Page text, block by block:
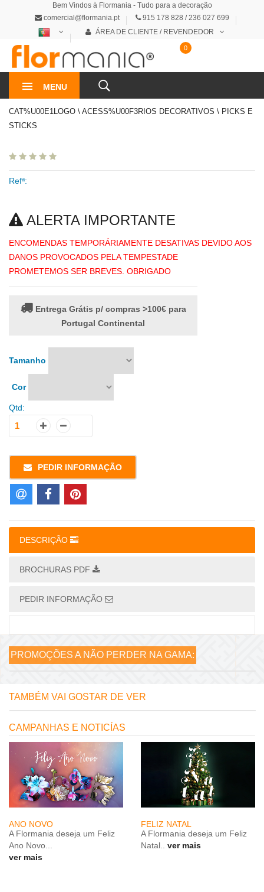
Bem Vindos à Flormania - Tudo para a decoração
comercial@flormania.pt
915 178 828 / 236 027 699
ÁREA DE CLIENTE / REVENDEDOR
MENU
0
CAT%U00E1LOGO \ ACESS%U00F3RIOS DECORATIVOS \ PICKS E
STICKS
Refª:
ALERTA IMPORTANTE
ENCOMENDAS TEMPORÁRIAMENTE DESATIVAS DEVIDO AOS
DANOS PROVOCADOS PELA TEMPESTADE
PROMETEMOS SER BREVES. OBRIGADO
Entrega Grátis p/ compras >100€ para
Portugal Continental
Tamanho
Cor
Qtd:
PEDIR INFORMAÇÃO
DESCRIÇÃO
BROCHURAS PDF
PEDIR INFORMAÇÃO
PROMOÇÕES A NÃO PERDER NA GAMA:
TAMBÉM VAI GOSTAR DE VER
CAMPANHAS E NOTICÍAS
ANO NOVO
A Flormania deseja um Feliz
Ano Novo...
ver mais
FELIZ NATAL
A Flormania deseja um Feliz
Natal..
ver mais